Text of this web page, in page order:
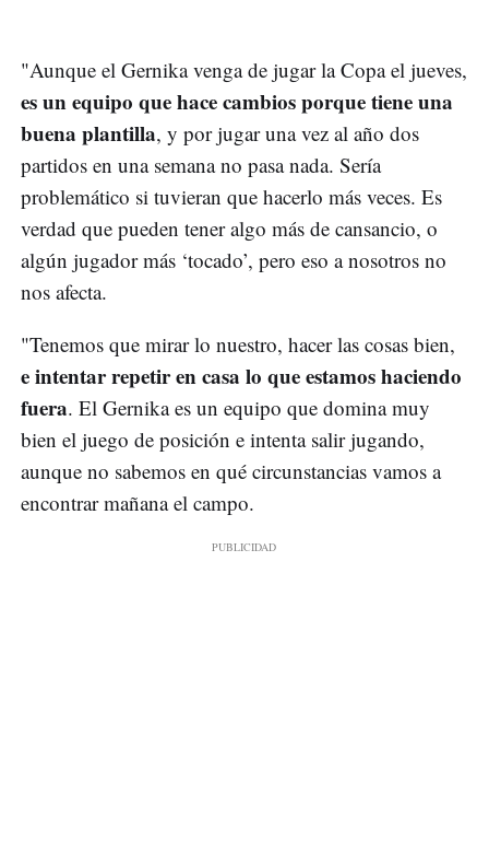
"Aunque el Gernika venga de jugar la Copa el jueves,
es un equipo que hace cambios porque tiene una
buena plantilla, y por jugar una vez al año dos
partidos en una semana no pasa nada. Sería
problemático si tuvieran que hacerlo más veces. Es
verdad que pueden tener algo más de cansancio, o
algún jugador más ‘tocado’, pero eso a nosotros no
nos afecta.
"Tenemos que mirar lo nuestro, hacer las cosas bien,
e intentar repetir en casa lo que estamos haciendo
fuera. El Gernika es un equipo que domina muy
bien el juego de posición e intenta salir jugando,
aunque no sabemos en qué circunstancias vamos a
encontrar mañana el campo.